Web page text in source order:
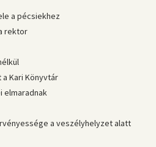
a pécsiekhez
rektor
Kari Könyvtár
elmaradnak
a veszélyhelyzet alatt